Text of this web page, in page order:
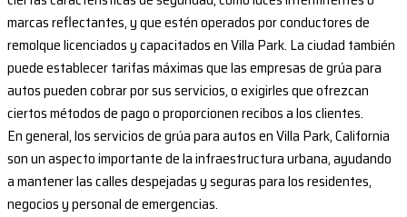
marcas reflectantes, y que estén operados por conductores de
remolque licenciados y capacitados en Villa Park. La ciudad también
puede establecer tarifas máximas que las empresas de grúa para
autos pueden cobrar por sus servicios, o exigirles que ofrezcan
ciertos métodos de pago o proporcionen recibos a los clientes.
En general, los servicios de grúa para autos en Villa Park, California
son un aspecto importante de la infraestructura urbana, ayudando
a mantener las calles despejadas y seguras para los residentes,
negocios y personal de emergencias.